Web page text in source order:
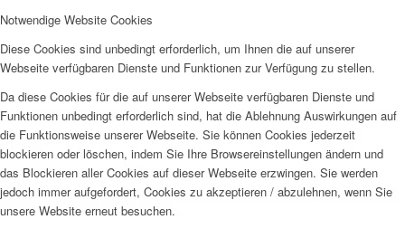
Notwendige Website Cookies
Diese Cookies sind unbedingt erforderlich, um Ihnen die auf unserer
Webseite verfügbaren Dienste und Funktionen zur Verfügung zu stellen.
Da diese Cookies für die auf unserer Webseite verfügbaren Dienste und
Funktionen unbedingt erforderlich sind, hat die Ablehnung Auswirkungen auf
die Funktionsweise unserer Webseite. Sie können Cookies jederzeit
blockieren oder löschen, indem Sie Ihre Browsereinstellungen ändern und
das Blockieren aller Cookies auf dieser Webseite erzwingen. Sie werden
jedoch immer aufgefordert, Cookies zu akzeptieren / abzulehnen, wenn Sie
unsere Website erneut besuchen.